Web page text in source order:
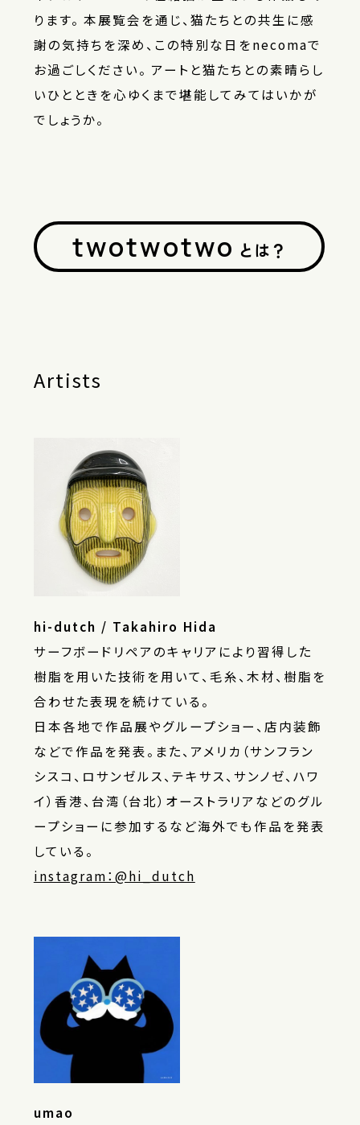
ります。 本展覧会を通じ、猫たちとの共生に感
謝の気持ちを深め、この特別な日をnecomaで
お過ごしください。 アートと猫たちとの素晴らし
いひとときを心ゆくまで堪能してみてはいかが
でしょうか。
twotwotwo とは？
Artists
hi-dutch / Takahiro Hida
サーフボードリペアのキャリアにより習得した
樹脂を用いた技術を用いて、毛糸、木材、樹脂を
合わせた表現を続けている。
日本各地で作品展やグループショー、店内装飾
などで作品を発表。また、アメリカ（サンフラン
シスコ、ロサンゼルス、テキサス、サンノゼ、ハワ
イ）香港、台湾（台北）オーストラリアなどのグル
ープショーに参加するなど海外でも作品を発表
している。
instagram：@hi_dutch
umao